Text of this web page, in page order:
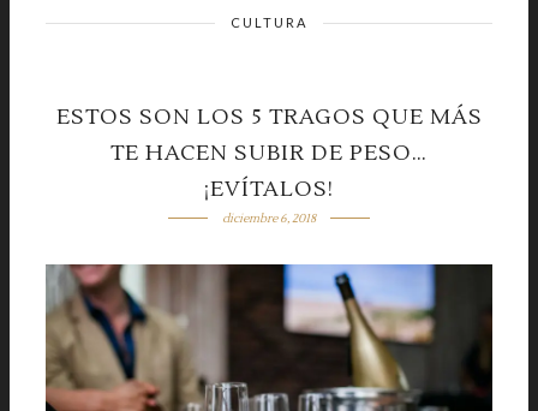
CULTURA
ESTOS SON LOS 5 TRAGOS QUE MÁS
TE HACEN SUBIR DE PESO…
¡EVÍTALOS!
diciembre 6, 2018